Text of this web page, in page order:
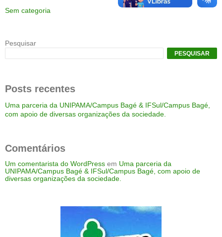
Sem categoria
Pesquisar
PESQUISAR
Posts recentes
Uma parceria da UNIPAMA/Campus Bagé & IFSul/Campus Bagé,
com apoio de diversas organizações da sociedade.
Comentários
Um comentarista do WordPress em Uma parceria da
UNIPAMA/Campus Bagé & IFSul/Campus Bagé, com apoio de
diversas organizações da sociedade.